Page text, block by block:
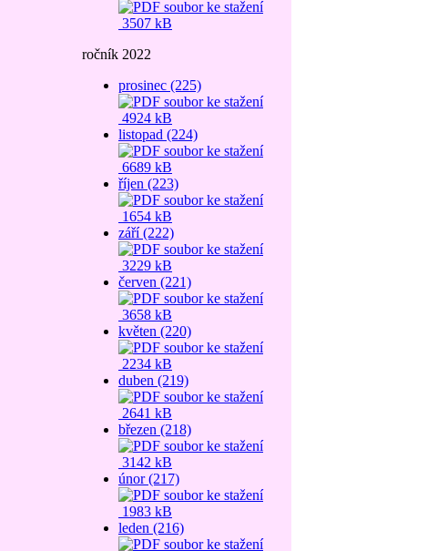
3507 kB
ročník 2022
prosinec (225)
4924 kB
listopad (224)
6689 kB
říjen (223)
1654 kB
září (222)
3229 kB
červen (221)
3658 kB
květen (220)
2234 kB
duben (219)
2641 kB
březen (218)
3142 kB
únor (217)
1983 kB
leden (216)